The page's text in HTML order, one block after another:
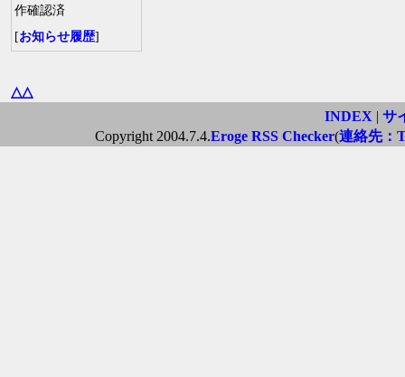
作確認済
[お知らせ履歴]
△△
INDEX | サ
Copyright 2004.7.4.Eroge RSS Checker(連絡先：